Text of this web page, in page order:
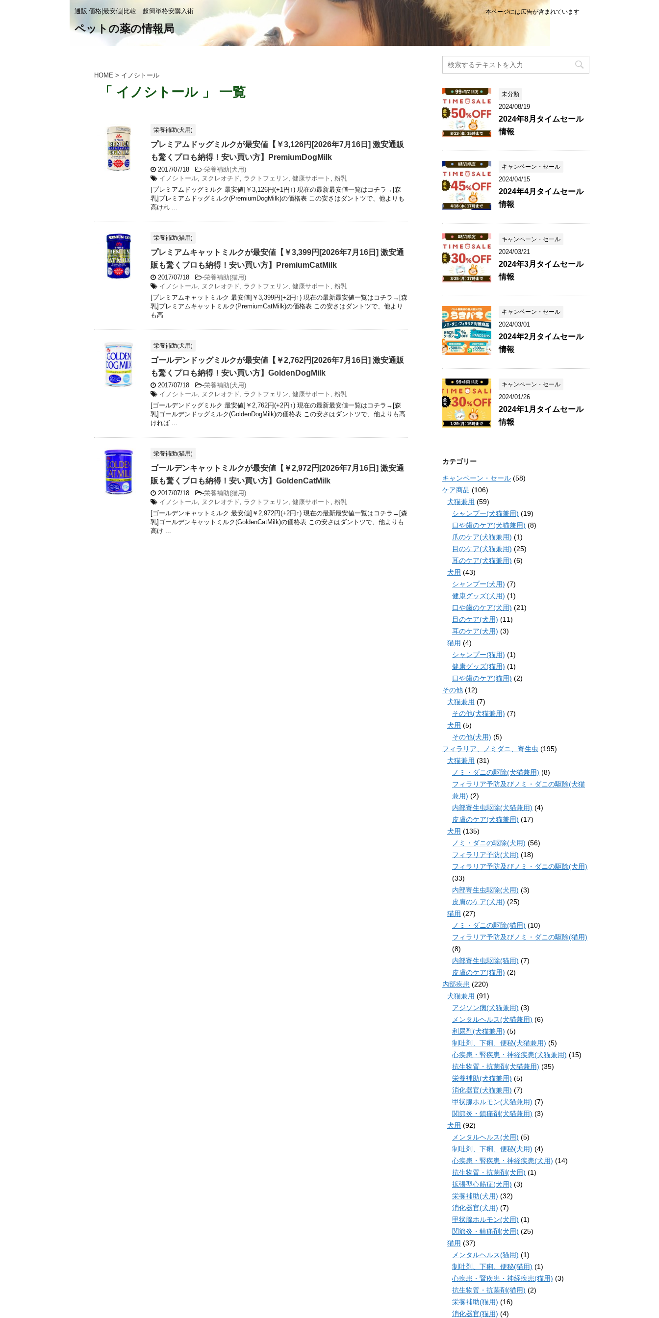
通販|価格|最安値|比較 超簡単格安購入術
ペットの薬の情報局
本ページには広告が含まれています
HOME > イノシトール
「 イノシトール 」 一覧
栄養補助(犬用)
プレミアムドッグミルクが最安値【￥3,126円[2026年7月16日] 激安通販
も驚くプロも納得！安い買い方】PremiumDogMilk
2017/07/18 -栄養補助(犬用)
イノシトール, ヌクレオチド, ラクトフェリン, 健康サポート , 粉乳
[プレミアムドッグミルク 最安値]￥3,126円(+1円↑) 現在の最新最安値一覧はコチラ→[森
乳]プレミアムドッグミルク(PremiumDogMilk)の価格表 この安さはダントツで、他よりも
高けれ ...
栄養補助(猫用)
プレミアムキャットミルクが最安値【￥3,399円[2026年7月16日] 激安通
販も驚くプロも納得！安い買い方】PremiumCatMilk
2017/07/18 -栄養補助(猫用)
イノシトール, ヌクレオチド, ラクトフェリン, 健康サポート , 粉乳
[プレミアムキャットミルク 最安値]￥3,399円(+2円↑) 現在の最新最安値一覧はコチラ→[森
乳]プレミアムキャットミルク(PremiumCatMilk)の価格表 この安さはダントツで、他より
も高 ...
栄養補助(犬用)
ゴールデンドッグミルクが最安値【￥2,762円[2026年7月16日] 激安通販
も驚くプロも納得！安い買い方】GoldenDogMilk
2017/07/18 -栄養補助(犬用)
イノシトール, ヌクレオチド, ラクトフェリン, 健康サポート , 粉乳
[ゴールデンドッグミルク 最安値]￥2,762円(+2円↑) 現在の最新最安値一覧はコチラ→[森
乳]ゴールデンドッグミルク(GoldenDogMilk)の価格表 この安さはダントツで、他よりも高
ければ ...
栄養補助(猫用)
ゴールデンキャットミルクが最安値【￥2,972円[2026年7月16日] 激安通
販も驚くプロも納得！安い買い方】GoldenCatMilk
2017/07/18 -栄養補助(猫用)
イノシトール, ヌクレオチド, ラクトフェリン, 健康サポート , 粉乳
[ゴールデンキャットミルク 最安値]￥2,972円(+2円↑) 現在の最新最安値一覧はコチラ→[森
乳]ゴールデンキャットミルク(GoldenCatMilk)の価格表 この安さはダントツで、他よりも
高け ...
未分類
2024/08/19
2024年8月タイムセール
情報
キャンペーン・セール
2024/04/15
2024年4月タイムセール
情報
キャンペーン・セール
2024/03/21
2024年3月タイムセール
情報
キャンペーン・セール
2024/03/01
2024年2月タイムセール
情報
キャンペーン・セール
2024/01/26
2024年1月タイムセール
情報
カテゴリー
キャンペーン・セール (58)
ケア商品 (106)
犬猫兼用 (59)
シャンプー(犬猫兼用) (19)
口や歯のケア(犬猫兼用) (8)
爪のケア(犬猫兼用) (1)
目のケア(犬猫兼用) (25)
耳のケア(犬猫兼用) (6)
犬用 (43)
シャンプー(犬用) (7)
健康グッズ(犬用) (1)
口や歯のケア(犬用) (21)
目のケア(犬用) (11)
耳のケア(犬用) (3)
猫用 (4)
シャンプー(猫用) (1)
健康グッズ(猫用) (1)
口や歯のケア(猫用) (2)
その他 (12)
犬猫兼用 (7)
その他(犬猫兼用) (7)
犬用 (5)
その他(犬用) (5)
フィラリア、ノミダニ、寄生虫 (195)
犬猫兼用 (31)
ノミ・ダニの駆除(犬猫兼用) (8)
フィラリア予防及びノミ・ダニの駆除(犬猫
兼用) (2)
内部寄生虫駆除(犬猫兼用) (4)
皮膚のケア(犬猫兼用) (17)
犬用 (135)
ノミ・ダニの駆除(犬用) (56)
フィラリア予防(犬用) (18)
フィラリア予防及びノミ・ダニの駆除(犬用)
(33)
内部寄生虫駆除(犬用) (3)
皮膚のケア(犬用) (25)
猫用 (27)
ノミ・ダニの駆除(猫用) (10)
フィラリア予防及びノミ・ダニの駆除(猫用)
(8)
内部寄生虫駆除(猫用) (7)
皮膚のケア(猫用) (2)
内部疾患 (220)
犬猫兼用 (91)
アジソン病(犬猫兼用) (3)
メンタルヘルス(犬猫兼用) (6)
利尿剤(犬猫兼用) (5)
制吐剤、下痢、便秘(犬猫兼用) (5)
心疾患・腎疾患・神経疾患(犬猫兼用) (15)
抗生物質・抗菌剤(犬猫兼用) (35)
栄養補助(犬猫兼用) (5)
消化器官(犬猫兼用) (7)
甲状腺ホルモン(犬猫兼用) (7)
関節炎・鎮痛剤(犬猫兼用) (3)
犬用 (92)
メンタルヘルス(犬用) (5)
制吐剤、下痢、便秘(犬用) (4)
心疾患・腎疾患・神経疾患(犬用) (14)
抗生物質・抗菌剤(犬用) (1)
拡張型心筋症(犬用) (3)
栄養補助(犬用) (32)
消化器官(犬用) (7)
甲状腺ホルモン(犬用) (1)
関節炎・鎮痛剤(犬用) (25)
猫用 (37)
メンタルヘルス(猫用) (1)
制吐剤、下痢、便秘(猫用) (1)
心疾患・腎疾患・神経疾患(猫用) (3)
抗生物質・抗菌剤(猫用) (2)
栄養補助(猫用) (16)
消化器官(猫用) (4)